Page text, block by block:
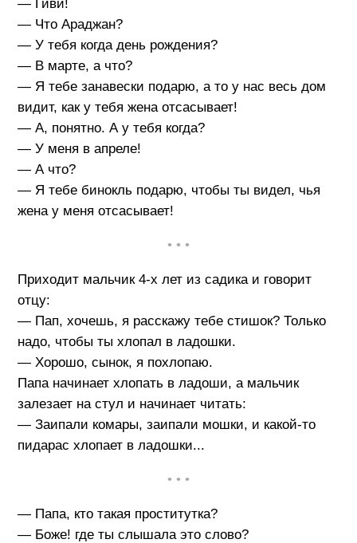
— Гиви!
— Что Араджан?
— У тебя когда день рождения?
— В марте, а что?
— Я тебе занавески подарю, а то у нас весь дом
видит, как у тебя жена отсасывает!
— А, понятно. А у тебя когда?
— У меня в апреле!
— А что?
— Я тебе бинокль подарю, чтобы ты видел, чья
жена у меня отсасывает!
• • •
Приходит мальчик 4-х лет из садика и говорит
отцу:
— Пап, хочешь, я расскажу тебе стишок? Только
надо, чтобы ты хлопал в ладошки.
— Хорошо, сынок, я похлопаю.
Папа начинает хлопать в ладоши, а мальчик
залезает на стул и начинает читать:
— Заипали комары, заипали мошки, и какой-то
пидарас хлопает в ладошки...
• • •
— Папа, кто такая проститутка?
— Боже! где ты слышала это слово?